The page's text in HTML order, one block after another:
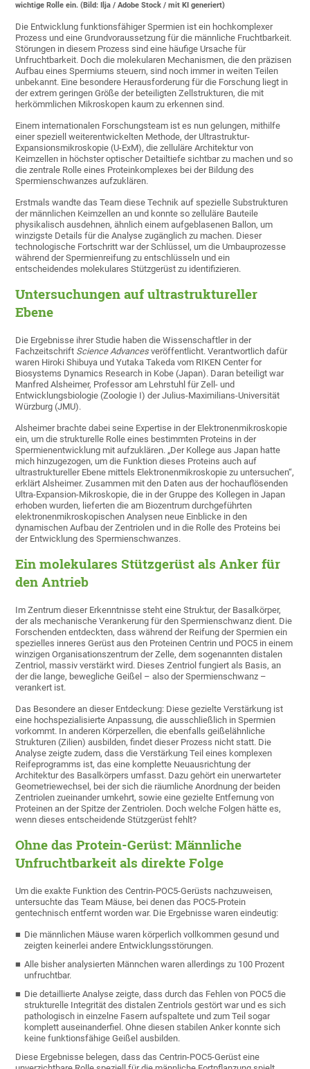
wichtige Rolle ein. (Bild: Ilja / Adobe Stock / mit KI generiert)
Die Entwicklung funktionsfähiger Spermien ist ein hochkomplexer
Prozess und eine Grundvoraussetzung für die männliche Fruchtbarkeit.
Störungen in diesem Prozess sind eine häufige Ursache für
Unfruchtbarkeit. Doch die molekularen Mechanismen, die den präzisen
Aufbau eines Spermiums steuern, sind noch immer in weiten Teilen
unbekannt. Eine besondere Herausforderung für die Forschung liegt in
der extrem geringen Größe der beteiligten Zellstrukturen, die mit
herkömmlichen Mikroskopen kaum zu erkennen sind.
Einem internationalen Forschungsteam ist es nun gelungen, mithilfe
einer speziell weiterentwickelten Methode, der Ultrastruktur-
Expansionsmikroskopie (U-ExM), die zelluläre Architektur von
Keimzellen in höchster optischer Detailtiefe sichtbar zu machen und so
die zentrale Rolle eines Proteinkomplexes bei der Bildung des
Spermienschwanzes aufzuklären.
Erstmals wandte das Team diese Technik auf spezielle Substrukturen
der männlichen Keimzellen an und konnte so zelluläre Bauteile
physikalisch ausdehnen, ähnlich einem aufgeblasenen Ballon, um
winzigste Details für die Analyse zugänglich zu machen. Dieser
technologische Fortschritt war der Schlüssel, um die Umbauprozesse
während der Spermienreifung zu entschlüsseln und ein
entscheidendes molekulares Stützgerüst zu identifizieren.
Untersuchungen auf ultrastruktureller
Ebene
Die Ergebnisse ihrer Studie haben die Wissenschaftler in der
Fachzeitschrift Science Advancesveröffentlicht. Verantwortlich dafür
waren Hiroki Shibuya und Yutaka Takeda vom RIKEN Center for
Biosystems Dynamics Research in Kobe (Japan). Daran beteiligt war
Manfred Alsheimer, Professor am Lehrstuhl für Zell- und
Entwicklungsbiologie (Zoologie I) der Julius-Maximilians-Universität
Würzburg (JMU).
Alsheimer brachte dabei seine Expertise in der Elektronenmikroskopie
ein, um die strukturelle Rolle eines bestimmten Proteins in der
Spermienentwicklung mit aufzuklären. „Der Kollege aus Japan hatte
mich hinzugezogen, um die Funktion dieses Proteins auch auf
ultrastruktureller Ebene mittels Elektronenmikroskopie zu untersuchen“,
erklärt Alsheimer. Zusammen mit den Daten aus der hochauflösenden
Ultra-Expansion-Mikroskopie, die in der Gruppe des Kollegen in Japan
erhoben wurden, lieferten die am Biozentrum durchgeführten
elektronenmikroskopischen Analysen neue Einblicke in den
dynamischen Aufbau der Zentriolen und in die Rolle des Proteins bei
der Entwicklung des Spermienschwanzes.
Ein molekulares Stützgerüst als Anker für
den Antrieb
Im Zentrum dieser Erkenntnisse steht eine Struktur, der Basalkörper,
der als mechanische Verankerung für den Spermienschwanz dient. Die
Forschenden entdeckten, dass während der Reifung der Spermien ein
spezielles inneres Gerüst aus den Proteinen Centrin und POC5 in einem
winzigen Organisationszentrum der Zelle, dem sogenannten distalen
Zentriol, massiv verstärkt wird. Dieses Zentriol fungiert als Basis, an
der die lange, bewegliche Geißel – also der Spermienschwanz –
verankert ist.
Das Besondere an dieser Entdeckung: Diese gezielte Verstärkung ist
eine hochspezialisierte Anpassung, die ausschließlich in Spermien
vorkommt. In anderen Körperzellen, die ebenfalls geißelähnliche
Strukturen (Zilien) ausbilden, findet dieser Prozess nicht statt. Die
Analyse zeigte zudem, dass die Verstärkung Teil eines komplexen
Reifeprogramms ist, das eine komplette Neuausrichtung der
Architektur des Basalkörpers umfasst. Dazu gehört ein unerwarteter
Geometriewechsel, bei der sich die räumliche Anordnung der beiden
Zentriolen zueinander umkehrt, sowie eine gezielte Entfernung von
Proteinen an der Spitze der Zentriolen. Doch welche Folgen hätte es,
wenn dieses entscheidende Stützgerüst fehlt?
Ohne das Protein-Gerüst: Männliche
Unfruchtbarkeit als direkte Folge
Um die exakte Funktion des Centrin-POC5-Gerüsts nachzuweisen,
untersuchte das Team Mäuse, bei denen das POC5-Protein
gentechnisch entfernt worden war. Die Ergebnisse waren eindeutig:
Die männlichen Mäuse waren körperlich vollkommen gesund und
zeigten keinerlei andere Entwicklungsstörungen.
Alle bisher analysierten Männchen waren allerdings zu 100 Prozent
unfruchtbar.
Die detaillierte Analyse zeigte, dass durch das Fehlen von POC5 die
strukturelle Integrität des distalen Zentriols gestört war und es sich
pathologisch in einzelne Fasern aufspaltete und zum Teil sogar
komplett auseinanderfiel. Ohne diesen stabilen Anker konnte sich
keine funktionsfähige Geißel ausbilden.
Diese Ergebnisse belegen, dass das Centrin-POC5-Gerüst eine